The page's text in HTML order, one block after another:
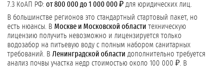
7.3 КоАП РФ: от 800 000 до 1 000 000 ₽ для юридических лиц.
В большинстве регионов это стандартный стартовый пакет, но
есть нюансы. В Москве и Московской области техническую
лицензию получить невозможно и лицензируется только
водозабор на питьевую воду с полным набором санитарных
требований. В Ленинградской области дополнительно требуется
анализ почвы участка недр стоимостью около 100 000 ₽. В